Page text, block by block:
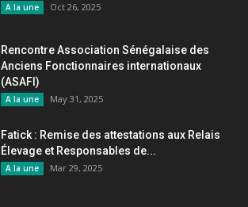
A la une Oct 26, 2025
Rencontre Association Sénégalaise des
Anciens Fonctionnaires internationaux
(ASAFI)
A la une May 31, 2025
Fatick : Remise des attestations aux Relais
Élevage et Responsables de...
A la une Mar 29, 2025